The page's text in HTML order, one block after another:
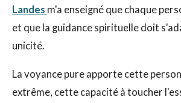
Landes m'a enseigné que chaque
et que la guidance spirituelle doit
unicité.
La voyance pure apporte cette
extrême, cette capacité à toucher